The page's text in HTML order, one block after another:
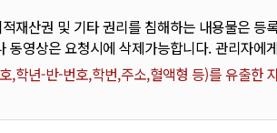
재산권 및 기타 권리를 침해하는 내용물은 등
영상은 요청시에 삭제가능합니다. 관리자에
학년-반-번호,학번,주소,혈액형 등)를 유출한